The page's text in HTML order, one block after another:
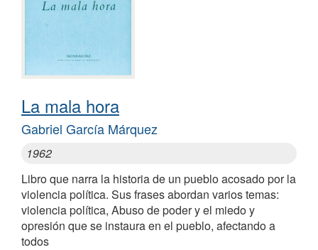
La mala hora
Gabriel García Márquez
1962
Libro que narra la historia de un pueblo acosado por la
violencia política. Sus frases abordan varios temas:
violencia política, Abuso de poder y el miedo y
opresión que se instaura en el pueblo, afectando a
todos